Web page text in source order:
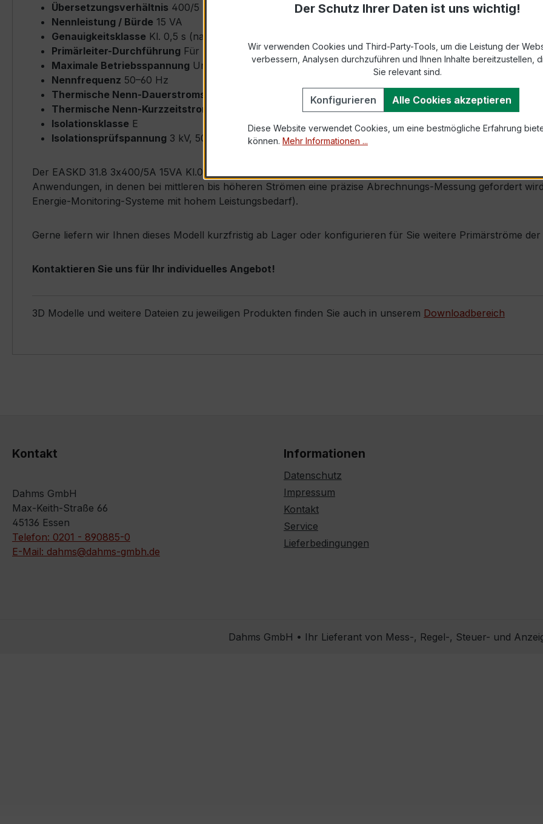
Übersetzungsverhältnis 400/5 A (Primärnennstrom 400 A, Sekundärnennstrom 5 A)
Nennleistung / Bürde 15 VA
Genauigkeitsklasse Kl. 0,5 s (nach IEC/EN 61869-2 bzw. DIN EN 61869-2)
Primärleiter-Durchführung Für Flachleiter bis 31 × 8 mm (Busbar-Durchführung)
Maximale Betriebsspannung Um ≤ 0,72 kV
Nennfrequenz 50–60 Hz
Thermische Nenn-Dauerstromstärke
Icth = 1,0 × Ipr (Dauerstrom 1 × Primärnennstrom)
Thermische Nenn-Kurzzeitstromstärke
Ith = 60 × Ipr, 1 s
Isolationsklasse E
Isolationsprüfspannung 3 kV, 50 Hz, 1 min
Der EASKD 31.8 3x400/5A 15VA Kl.0,5s zeichnet sich durch seine sehr kompakte Bauform, hohe
Anwendungen, in denen bei mittleren bis höheren Strömen eine präzise Abrechnungs-Messung gefordert
Energie-Monitoring-Systeme mit hohem Leistungsbedarf).
Gerne liefern wir Ihnen dieses Modell kurzfristig ab Lager oder konfigurieren für Sie weitere Primärströme der
Kontaktieren Sie uns für Ihr individuelles Angebot!
3D Modelle und weitere Dateien zu jeweiligen Produkten finden Sie auch in unserem Downloadbereich
Kontakt
Dahms GmbH
Max-Keith-Straße 66
45136 Essen
Telefon: 0201 - 890885-0
E-Mail: dahms@dahms-gmbh.de
Informationen
Datenschutz
Impressum
Kontakt
Service
Lieferbedingungen
Dahms GmbH • Ihr Lieferant von Mess-, Regel-, Steuer- und
Der Schutz Ihrer Daten ist uns wichtig!
Wir verwenden Cookies und Third-Party-Tools, um die Leistung der
verbessern, Analysen durchzuführen und Ihnen Inhalte bereitzustellen,
Sie relevant sind.
Konfigurieren Alle Cookies akzeptieren
Diese Website verwendet Cookies, um eine bestmögliche Erfahrung
können. Mehr Informationen ...